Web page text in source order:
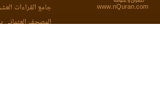
www.nQuran.com
جامع القراءات
المصحف العثماني